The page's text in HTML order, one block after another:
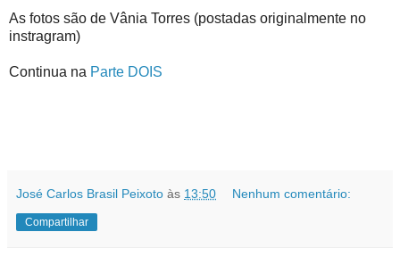
As fotos são de Vânia Torres (postadas originalmente no
instragram)
Continua na Parte DOIS
José Carlos Brasil Peixoto às 13:50 Nenhum comentário:
Compartilhar